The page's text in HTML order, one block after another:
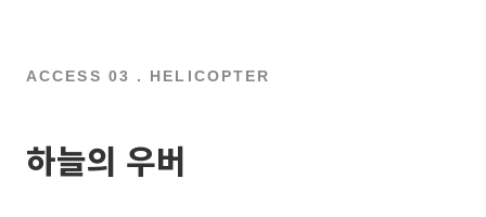
ACCESS 03 . HELICOPTER
하늘의 우버